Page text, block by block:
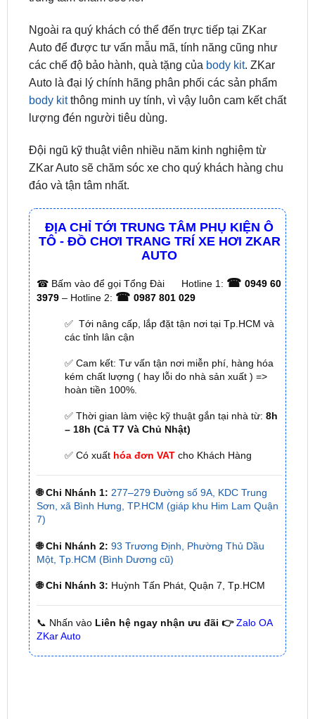
các chế độ bảo hành, quà tặng của body kit. ZKar
Auto là đại lý chính hãng phân phối các sản phẩm
body kitthông minh uy tính, vì vậy luôn cam kết chất
lượng đén người tiêu dùng.
Đội ngũ kỹ thuật viên nhiều năm kinh nghiệm từ
đáo và tận tâm nhất.
ĐỊA CHỈ TỚI TRUNG TÂM PHỤ KIỆN Ô
TÔ - ĐỒ CHƠI TRANG TRÍ XE HƠI ZKAR
☎Bấm vào để gọi Tổng Đài Hotline 1:☎ 0949 60
0987 801 029
✅ Tới nâng cấp, lắp đặt tận nơi tại Tp.HCM và
các tỉnh lân cận
✅ Cam kết: Tư vấn tận nơi miễn phí, hàng hóa
kém chất lượng ( hay lỗi do nhà sản xuất ) =>
✅ Thời gian làm việc kỹ thuật gắn tại nhà từ:8h
– 18h (Cả T7 Và Chủ Nhật)
✅ Có xuấthóa đơn VATcho Khách Hàng
🌐 Chi Nhánh 1: 277–279 Đường số 9A, KDC Trung
🌐 Chi Nhánh 2: 93 Trương Định, Phường Thủ Dầu
Một, Tp.HCM (Bình Dương cũ)
🌐 Chi Nhánh 3: Huỳnh Tấn Phát, Quận 7, Tp.HCM
📞 Nhấn vàoLiên hệ ngay nhận ưu đãi 👉 Zalo OA